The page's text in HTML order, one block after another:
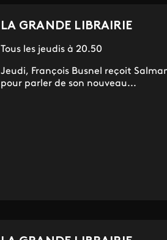
LA GRANDE LIBRAIRIE
Tous les jeudis à 20.50
Jeudi, François Busnel reçoit
pour parler de son nouveau...